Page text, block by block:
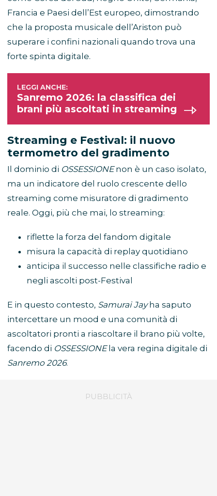
Francia e Paesi dell’Est europeo, dimostrando
che la proposta musicale dell’Ariston può
superare i confini nazionali quando trova una
forte spinta digitale.
Sanremo 2026: la classifica dei
brani più ascoltati in streaming
Streaming e Festival: il nuovo
termometro del gradimento
Il dominio di OSSESSIONEnon è un caso isolato,
ma un indicatore del ruolo crescente dello
streaming come misuratore di gradimento
reale. Oggi, più che mai, lo streaming:
riflette la forza del fandom digitale
misura la capacità di replay quotidiano
anticipa il successo nelle classifiche radio e
negli ascolti post-Festival
E in questo contesto, Samurai Jayha saputo
intercettare un mood e una comunità di
ascoltatori pronti a riascoltare il brano più volte,
facendo di OSSESSIONEla vera regina digitale di
Sanremo 2026.